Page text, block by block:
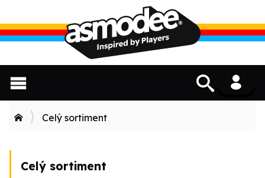
Celý sortiment
Celý sortiment